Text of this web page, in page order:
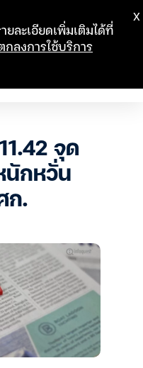
จุด
นักหวั่น
ก.
ละเอียดเพิ่มเติมได้ที่
กลงการใช้บริการ
X